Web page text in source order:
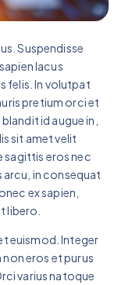
Suspendisse
lacus
felis. In volutpat
pretium orci et
id augue in,
sit amet velit
sagittis eros nec
in consequat
ex sapien,
libero.
euismod. Integer
eros et purus
varius natoque